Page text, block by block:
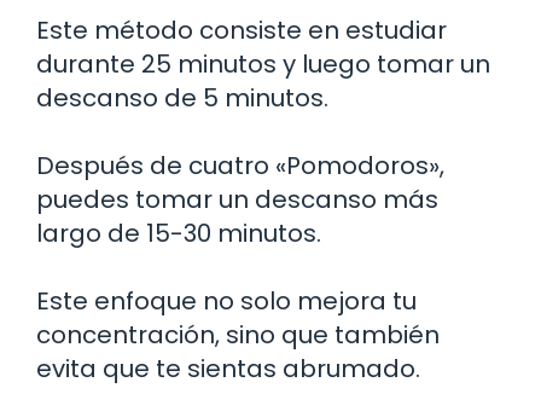
Este método consiste en estudiar
durante 25 minutos y luego tomar un
descanso de 5 minutos.
Después de cuatro «Pomodoros»,
puedes tomar un descanso más
largo de 15-30 minutos.
Este enfoque no solo mejora tu
concentración, sino que también
evita que te sientas abrumado.